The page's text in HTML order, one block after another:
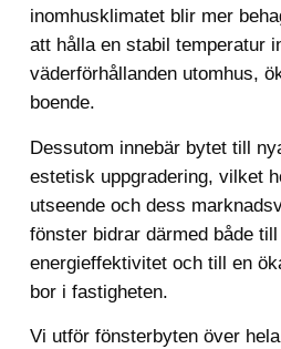
inomhusklimatet blir mer
att hålla en stabil temperatur
väderförhållanden utomhus,
boende.
Dessutom innebär bytet till
estetisk uppgradering, vilket
utseende och dess
fönster bidrar därmed både
energieffektivitet och till en
bor i fastigheten.
Vi utför fönsterbyten över